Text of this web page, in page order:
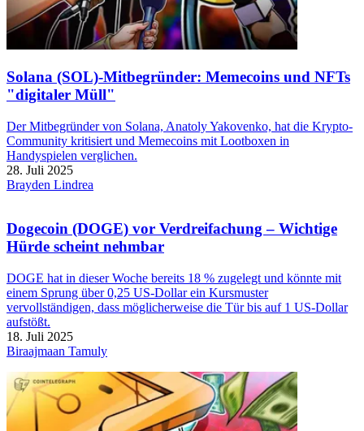
Solana (SOL)-Mitbegründer: Memecoins und NFTs
"digitaler Müll"
Der Mitbegründer von Solana, Anatoly Yakovenko, hat die Krypto-
Community kritisiert und Memecoins mit Lootboxen in
Handyspielen verglichen.
28. Juli 2025
Brayden Lindrea
Dogecoin (DOGE) vor Verdreifachung – Wichtige
Hürde scheint nehmbar
DOGE hat in dieser Woche bereits 18 % zugelegt und könnte mit
einem Sprung über 0,25 US-Dollar ein Kursmuster
vervollständigen, dass möglicherweise die Tür bis auf 1 US-Dollar
aufstößt.
18. Juli 2025
Biraajmaan Tamuly